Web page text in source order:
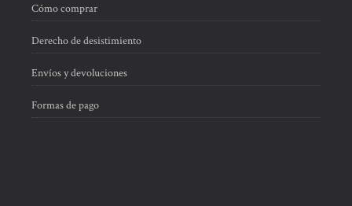
Cómo comprar
Derecho de desistimiento
Envíos y devoluciones
Formas de pago